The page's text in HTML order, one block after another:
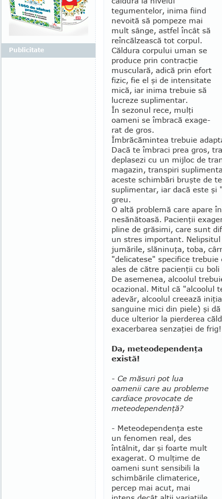
tegumentelor, inima fiind
nevoită să pompeze mai
mult sânge, astfel încât să
reîncălzească tot corpul.
Căldura corpului uman se
produce prin contracţie
musculară, adică prin efort
fizic, fie el şi de inten­sitate
mică, iar inima trebuie să
lucreze suplimentar.
În sezonul rece, mulţi
oameni se îmbracă exage­
rat de gros.
Îmbrăcămintea trebuie
Dacă te îmbraci prea gros,
deplasezi cu un mij­loc de
magazin, transpiri
aceste schimbări bruşte de
suplimentar, iar dacă este şi
greu.
O altă problemă care apare
nesănătoasă. Pacienţii
pline de grăsimi, care sunt
un stres important.
jumările, slăninuţa, toba,
"delicatese" specifice
ales de către pa­cien­ţii cu
De asemenea, alcoolul
ocazional. Mitul că "alcoolul
adevăr, alcoolul creează
sanguine mici din piele) şi
duce ulterior la pierderea
exacer­barea senzaţiei de frig!
Da, meteodependenţa
există!
- Ce măsuri pot lua
oamenii care au probleme
cardiace provocate de
meteodependenţă?
- Meteodependenţa este
un fenomen real, des
întâlnit, dar şi foarte mult
exagerat. O mulţime de
oameni sunt sensibili la
schimbările climaterice,
percep mai acut, mai
Publicitate